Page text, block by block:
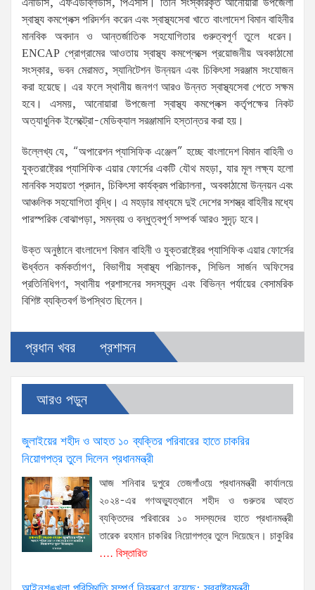
এনডিসি, এফএডব্লিউসি, পিএসসি। তিনি সংস্কারকৃত আনোয়ারা উপজেলা
স্বাস্থ্য কমপ্লেক্স পরিদর্শন করেন এবং স্বাস্থ্যসেবা খাতে বাংলাদেশ বিমান বাহিনীর
মানবিক অবদান ও আন্তর্জাতিক সহযোগিতার গুরুত্বপূর্ণ তুলে ধরেন।
ENCAP প্রোগ্রামের আওতায় স্বাস্থ্য কমপ্লেক্সে প্রয়োজনীয় অবকাঠামো
সংস্কার, ভবন মেরামত, স্যানিটেশন উন্নয়ন এবং চিকিৎসা সরঞ্জাম সংযোজন
করা হয়েছে। এর ফলে স্থানীয় জনগণ আরও উন্নত স্বাস্থ্যসেবা পেতে সক্ষম
হবে। এসময়, আনোয়ারা উপজেলা স্বাস্থ্য কমপ্লেক্স কর্তৃপক্ষের নিকট
অত্যাধুনিক ইলেক্ট্রো-মেডিক্যাল সরঞ্জামাদি হস্তান্তর করা হয়।
উল্লেখ্য যে, “অপারেশন প্যাসিফিক এঞ্জেল” হচ্ছে বাংলাদেশ বিমান বাহিনী ও
যুক্তরাষ্ট্রের প্যাসিফিক এয়ার ফোর্সের একটি যৌথ মহড়া, যার মূল লক্ষ্য হলো
মানবিক সহায়তা প্রদান, চিকিৎসা কার্যক্রম পরিচালনা, অবকাঠামো উন্নয়ন এবং
আঞ্চলিক সহযোগিতা বৃদ্ধি। এ মহড়ার মাধ্যমে দুই দেশের সশস্ত্র বাহিনীর মধ্যে
পারস্পরিক বোঝাপড়া, সমন্বয় ও বন্ধুত্বপূর্ণ সম্পর্ক আরও সুদৃঢ় হবে।
উক্ত অনুষ্ঠানে বাংলাদেশ বিমান বাহিনী ও যুক্তরাষ্ট্রের প্যাসিফিক এয়ার ফোর্সের
ঊর্ধ্বতন কর্মকর্তাগণ, বিভাগীয় স্বাস্থ্য পরিচালক, সিভিল সার্জন অফিসের
প্রতিনিধিগণ, স্থানীয় প্রশাসনের সদস্যবৃন্দ এবং বিভিন্ন পর্যায়ের বেসামরিক
বিশিষ্ট ব্যক্তিবর্গ উপস্থিত ছিলেন।
প্রধান খবর প্রশাসন
আরও পড়ুন
জুলাইয়ের শহীদ ও আহত ১০ ব্যক্তির পরিবারের হাতে চাকরির
নিয়োগপত্র তুলে দিলেন প্রধানমন্ত্রী
আজ শনিবার দুপুরে তেজগাঁওয়ে প্রধানমন্ত্রী কার্যালয়ে
২০২৪-এর গণঅভ্যুত্থানে শহীদ ও গুরুতর আহত
ব্যক্তিদের পরিবারের ১০ সদস্যদের হাতে প্রধানমন্ত্রী
তারেক রহমান চাকরির নিয়োগপত্র তুলে দিয়েছেন। চাকুরির
.... বিস্তারিত